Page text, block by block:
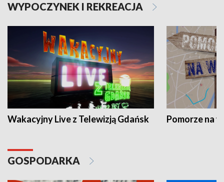
WYPOCZYNEK I REKREACJA
Wakacyjny Live z Telewizją Gdańsk Pomorze na
GOSPODARKA